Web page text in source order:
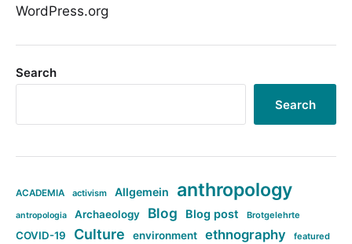
WordPress.org
Search
Search
ACADEMIA activism Allgemein anthropology
antropologia Archaeology Blog Blog post Brotgelehrte
COVID-19 Culture environment ethnography featured